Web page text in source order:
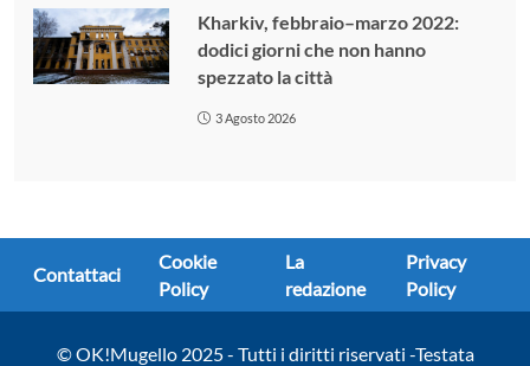
Kharkiv, febbraio–marzo 2022:
dodici giorni che non hanno
spezzato la città
3 Agosto 2026
Contattaci
Cookie
Policy
La
redazione
Privacy
Policy
© OK!Mugello 2025 - Tutti i diritti riservati -Testata